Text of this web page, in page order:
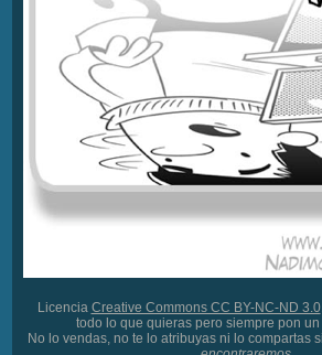
Licencia Creative Commons CC BY-NC-ND 3.0
todo lo que quieras pero siempre pon
No lo vendas, no te lo atribuyas ni lo compartas